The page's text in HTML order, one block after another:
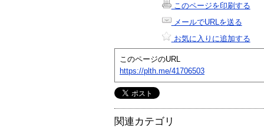
このページを印刷する
メールでURLを送る
お気に入りに追加する
このページのURL
https://plth.me/41706503
関連カテゴリ